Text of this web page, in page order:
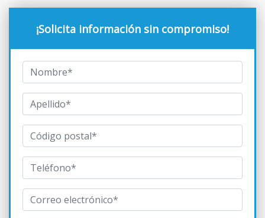
¡Solicita información sin compromiso!